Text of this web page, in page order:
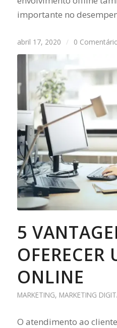
importante no
abril 17, 2020 / 0
5
OFERECER
ONLINE
MARKETING, MARKETING
O atendimento ao